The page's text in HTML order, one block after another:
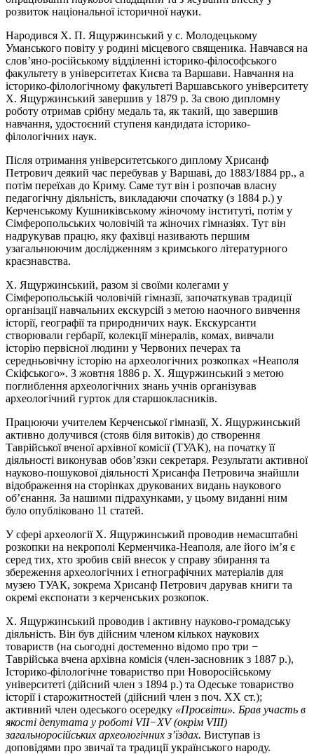
розвиток національної історичної науки.
Народився Х. П. Ящуржинський у с. Молодецькому
Уманського повіту у родині місцевого священика. Навчався на
слов’яно-російському відділенні історико-філософського
факультету в університетах Києва та Варшави. Навчання на
історико-філологічному факультеті Варшавського університету
Х. Ящуржинський завершив у 1879 р. За свою дипломну
роботу отримав срібну медаль та, як такий, що завершив
навчання, удостоєний ступеня кандидата історико-
філологічних наук.
Після отримання університетського диплому Хрисанф
Петрович деякий час перебував у Варшаві, до 1883/1884 рр., а
потім переїхав до Криму. Саме тут він і розпочав власну
педагогічну діяльність, викладаючи спочатку (з 1884 р.) у
Керченському Кушниківському жіночому інституті, потім у
Сімферопольських чоловічій та жіночих гімназіях. Тут він
надрукував працю, яку фахівці називають першим
узагальнюючим дослідженням з кримського літературного
краєзнавства.
Х. Ящуржинський, разом зі своїми колегами у
Сімферопольській чоловічій гімназії, започаткував традиції
організації навчальних екскурсій з метою наочного вивчення
історії, географії та природничих наук. Екскурсанти
створювали гербарії, колекції мінералів, комах, вивчали
історію первісної людини у Червоних печерах та
середньовічну історію на археологічних розкопках «Неаполя
Скіфського». З жовтня 1886 р. Х. Ящуржинський з метою
поглиблення археологічних знань учнів організував
археологічний гурток для старшокласників.
Працюючи учителем Керченської гімназії, Х. Ящуржинський
активно долучився (стояв біля витоків) до створення
Таврійської вченої архівної комісії (ТУАК), на початку її
діяльності виконував обов’язки секретаря. Результати активної
науково-пошукової діяльності Хрисанфа Петровича знайшли
відображення на сторінках друкованих видань наукового
об’єнання. За нашими підрахунками, у цьому виданні ним
було опубліковано 11 статей.
У сфері археології Х. Ящуржинський проводив немасштабні
розкопки на некрополі Керменчика-Неаполя, але його ім’я є
серед тих, хто зробив свій внесок у справу збирання та
збереження археологічних і етнографічних матеріалів для
музею ТУАК, зокрема Хрисанф Петрович дарував книги та
окремі експонати з керченських розкопок.
Х. Ящуржинський проводив і активну науково-громадську
діяльність. Він був дійсним членом кількох наукових
товариств (на сьогодні достеменно відомо про три −
Таврійська вчена архівна комісія (член-засновник з 1887 р.),
Історико-філологічне товариство при Новоросійському
університеті (дійсний член з 1894 р.) та Одеське товариство
історії і старожитностей (дійсний член з поч. ХХ ст.);
активний член одеського осередку «Просвіти». Брав участь в
якості депутата у роботі VII−XV(окрім VIII)
загальноросійських археологічних з’їздах. Виступав із
доповідями про звичаї та традиції українського народу.